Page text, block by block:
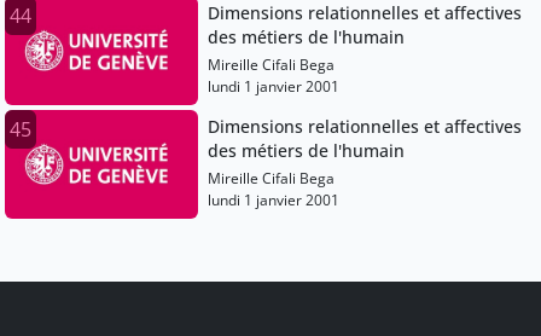
44
Dimensions relationnelles et affectives
des métiers de l'humain
Mireille Cifali Bega
lundi 1 janvier 2001
45
Dimensions relationnelles et affectives
des métiers de l'humain
Mireille Cifali Bega
lundi 1 janvier 2001